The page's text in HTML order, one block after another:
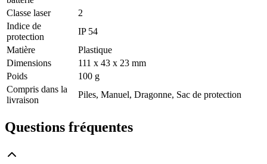
Classe laser
2
Indice de
protection
IP 54
Matière
Plastique
Dimensions
111 x 43 x 23 mm
Poids
100 g
Compris dans la
livraison
Piles, Manuel, Dragonne, Sac de protection
Questions fréquentes